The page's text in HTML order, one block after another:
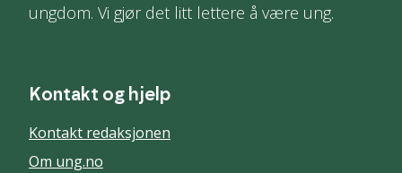
ungdom. Vi gjør det litt lettere å være ung.
Kontakt og hjelp
Kontakt redaksjonen
Om ung.no